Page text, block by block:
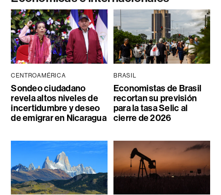
CENTROAMÉRICA
Sondeo ciudadano
revela altos niveles de
incertidumbre y deseo
de emigrar en Nicaragua
BRASIL
Economistas de Brasil
recortan su previsión
para la tasa Selic al
cierre de 2026